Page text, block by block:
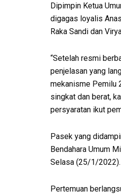
Dipimpin Ketua
digagas loyalis
Raka Sandi dan
“Setelah resmi
penjelasan yang
mekanisme Pemilu
singkat dan berat,
persyaratan ikut
Pasek yang
Bendahara Umum
Selasa (25/1/2022).
Pertemuan